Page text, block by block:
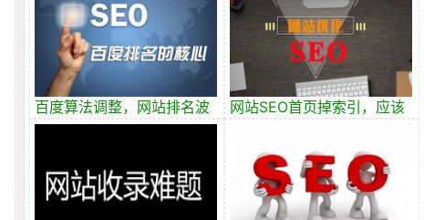
百度算法调整，网站排名波
动数据分析
网站SEO首页掉索引，应该